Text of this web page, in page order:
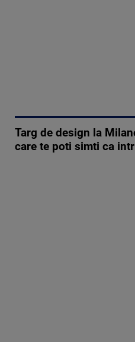
Targ de design la
care te poti simti ca